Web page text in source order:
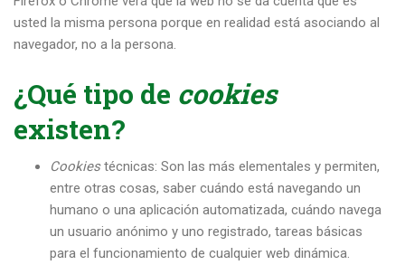
usted la misma persona porque en realidad está asociando al
navegador, no a la persona.
¿Qué tipo de cookies
existen?
Cookiestécnicas: Son las más elementales y permiten,
entre otras cosas, saber cuándo está navegando un
humano o una aplicación automatizada, cuándo navega
un usuario anónimo y uno registrado, tareas básicas
para el funcionamiento de cualquier web dinámica.